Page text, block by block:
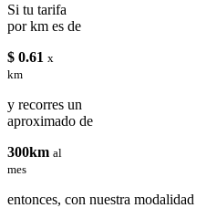
Si tu tarifa
por km es de
$ 0.61 x
km
y recorres un
aproximado de
300km al
mes
entonces, con nuestra modalidad